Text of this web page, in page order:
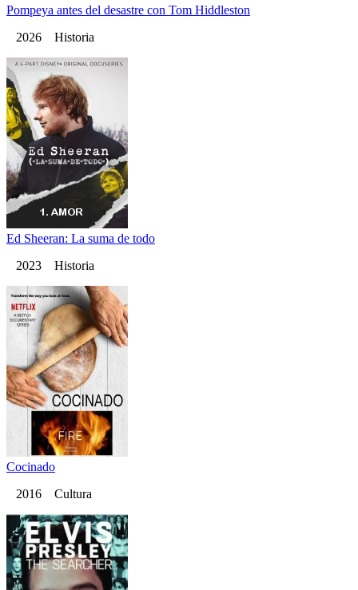
Pompeya antes del desastre con Tom Hiddleston
2026 Historia
Ed Sheeran: La suma de todo
2023 Historia
Cocinado
2016 Cultura